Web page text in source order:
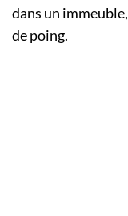
dans un
de poing.